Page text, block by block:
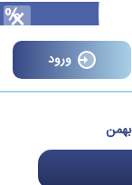
×
ورود
بهمن